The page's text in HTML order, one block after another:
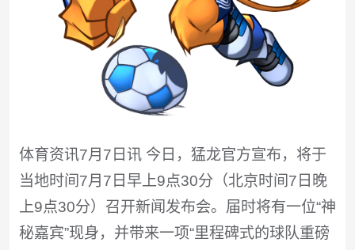
体育资讯7月7日讯 今日，猛龙官方宣布，将于
当地时间7月7日早上9点30分（北京时间7日晚
上9点30分）召开新闻发布会。届时将有一位“神
秘嘉宾”现身，并带来一项“里程碑式的球队重磅